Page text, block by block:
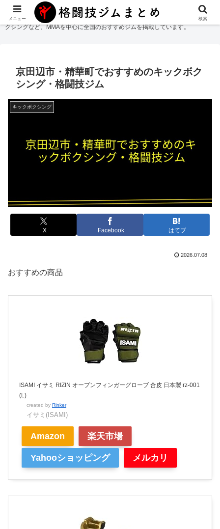
格闘技ジムまとめ
では総合格闘技・柔術・レスリング・キックボクシング・ボ
クシングなど、MMAを中心に全国のおすすめジムを掲載しています。
京田辺市・精華町でおすすめのキックボク
シング・格闘技ジム
キックボクシング
X Facebook はてブ
2026.07.08
おすすめの商品
ISAMI イサミ RIZIN オープンフィンガーグローブ 合皮 日本製 rz-001
(L)
created by Rinker
イサミ(ISAMI)
Amazon 楽天市場
Yahooショッピング メルカリ
メニュー 検索